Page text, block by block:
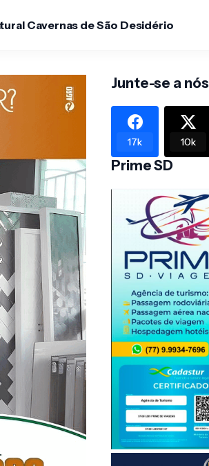
Cavernas de São Desidério
Junte-se a nós
17k 10k
Prime SD